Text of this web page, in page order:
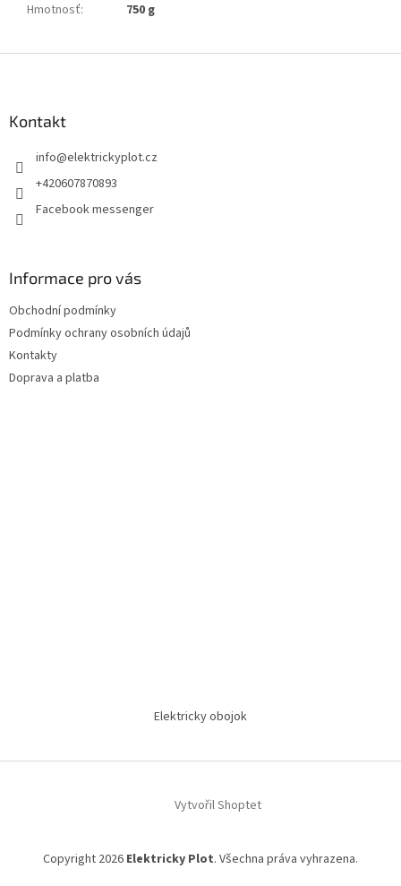
Hmotnosť: 750 g
Kontakt
info@elektrickyplot.cz
+420607870893
Facebook messenger
Informace pro vás
Obchodní podmínky
Podmínky ochrany osobních údajů
Kontakty
Doprava a platba
Elektricky obojok
Vytvořil Shoptet
Copyright 2026 Elektricky Plot. Všechna práva vyhrazena.